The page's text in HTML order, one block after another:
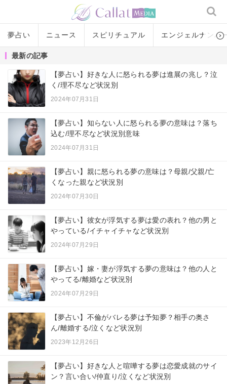
夢占い ニュース スピリチュアル エンジェルナンバ
最新の記事
【夢占い】好きな人に怒られる夢は進展の兆し？泣
く/理不尽など状況別
2024年07月31日
【夢占い】知らない人に怒られる夢の意味は？落ち
込む/理不尽など状況別意味
2024年07月31日
【夢占い】親に怒られる夢の意味は？母親/父親/亡
くなった親など状況別
2024年07月30日
【夢占い】彼女が浮気する夢は愛の表れ？他の男と
やっている/イチャイチャなど状況別
2024年07月29日
【夢占い】嫁・妻が浮気する夢の意味は？他の人と
やってる/離婚など状況別
2024年07月29日
【夢占い】不倫がバレる夢は予知夢？相手の奥さ
ん/離婚する/泣くなど状況別
2023年12月26日
【夢占い】好きな人と喧嘩する夢は恋愛成就のサイ
ン？言い合い/仲直り/泣くなど状況別